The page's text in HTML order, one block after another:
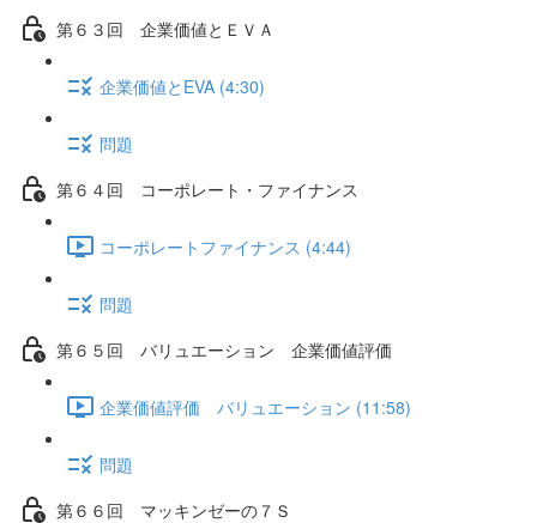
第６３回 企業価値とＥＶＡ
企業価値とEVA (4:30)
問題
第６４回 コーポレート・ファイナンス
コーポレートファイナンス (4:44)
問題
第６５回 バリュエーション 企業価値評価
企業価値評価 バリュエーション (11:58)
問題
第６６回 マッキンゼーの７Ｓ